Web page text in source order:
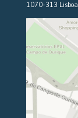
1070-313 Lisboa